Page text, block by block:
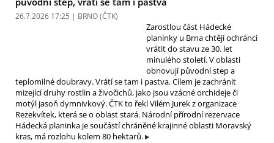
26.7.2026 17:25 | BRNO (ČTK)
Zarostlou část Hádecké
planinky u Brna chtějí ochránci
vrátit do stavu ze 30. let
minulého století. V oblasti
obnovují původní step a
teplomilné doubravy. Vrátí se tam i pastva. Cílem je zachránit
mizející druhy rostlin a živočichů, jako jsou vzácné orchideje či
motýl jasoň dymnivkový. ČTK to řekl Vilém Jurek z organizace
Rezekvítek, která se o oblast stará. Národní přírodní rezervace
Hádecká planinka je součástí chráněné krajinné oblasti Moravský
kras, má rozlohu kolem 80 hektarů.